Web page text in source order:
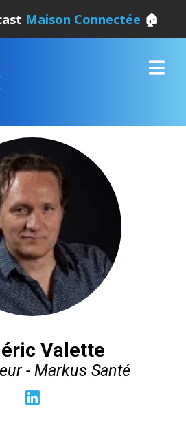
Maison Connectée 🏠
Valette
- Markus Santé